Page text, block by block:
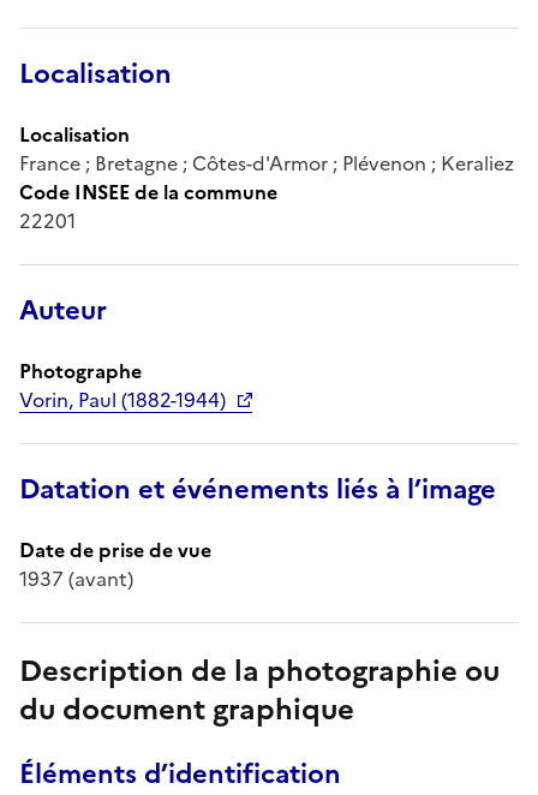
Localisation
Localisation
France ; Bretagne ; Côtes-d'Armor ; Plévenon ; Keraliez
Code INSEE de la commune
22201
Auteur
Photographe
Vorin, Paul (1882-1944)
Datation et événements liés à l’image
Date de prise de vue
1937 (avant)
Description de la photographie ou
du document graphique
Éléments d’identification